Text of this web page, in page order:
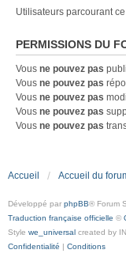
Utilisateurs parcourant
PERMISSIONS DU
Vous ne pouvez pas
Vous ne pouvez pas
Vous ne pouvez pas
Vous ne pouvez pas
Vous ne pouvez pas
Accueil Accueil du
Développé par phpBB® Forum
Traduction française officielle ©
Style we_universal created by
Confidentialité | Conditions